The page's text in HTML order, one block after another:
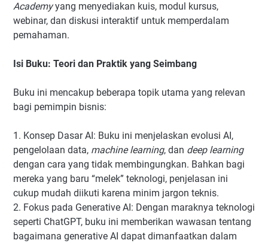
Academyyang menyediakan kuis, modul kursus,
webinar, dan diskusi interaktif untuk memperdalam
pemahaman.
Isi Buku: Teori dan Praktik yang Seimbang
Buku ini mencakup beberapa topik utama yang relevan
bagi pemimpin bisnis:
1. Konsep Dasar AI: Buku ini menjelaskan evolusi AI,
pengelolaan data, machine learning, dan deep learning
dengan cara yang tidak membingungkan. Bahkan bagi
mereka yang baru “melek” teknologi, penjelasan ini
cukup mudah diikuti karena minim jargon teknis.
2. Fokus pada Generative AI: Dengan maraknya teknologi
seperti ChatGPT, buku ini memberikan wawasan tentang
bagaimana generative AI dapat dimanfaatkan dalam